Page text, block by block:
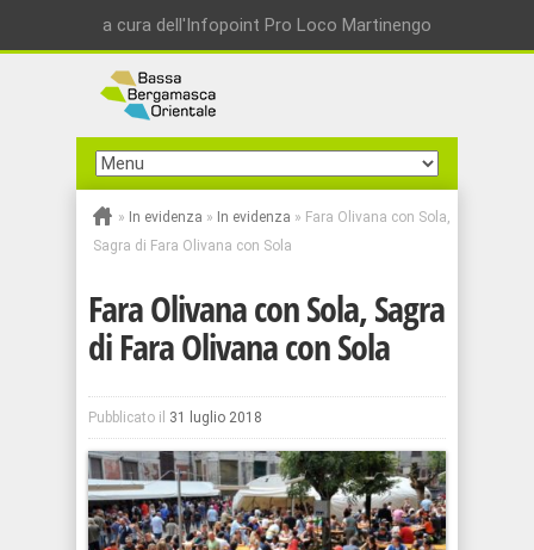
a cura dell'Infopoint Pro Loco Martinengo
» In evidenza » In evidenza » Fara Olivana con Sola,
Sagra di Fara Olivana con Sola
Fara Olivana con Sola, Sagra
di Fara Olivana con Sola
Pubblicato il 31 luglio 2018